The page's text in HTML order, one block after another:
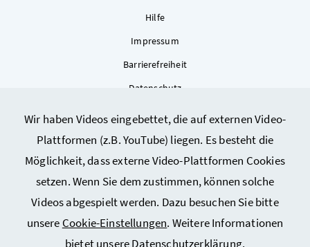
Wir haben Videos eingebettet, die auf externen Video-
Plattformen (z.B. YouTube) liegen. Es besteht die
Möglichkeit, dass externe Video-Plattformen Cookies
setzen. Wenn Sie dem zustimmen, können solche
Videos abgespielt werden. Dazu besuchen Sie bitte
unsere Cookie-Einstellungen. Weitere Informationen
bietet unsereDatenschutzerklärung.
Hilfe
Impressum
Barrierefreiheit
Datenschutz
Sitemap
Cookie-Einstellungen